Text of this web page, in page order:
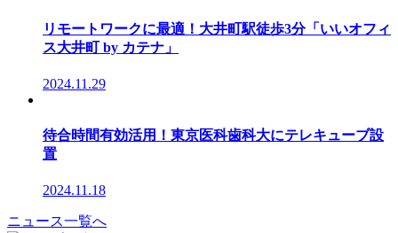
リモートワークに最適！大井町駅徒歩3分「いいオフィ
ス大井町 by カテナ」
2024.11.29
待合時間有効活用！東京医科歯科大にテレキューブ設
置
2024.11.18
ニュース一覧へ